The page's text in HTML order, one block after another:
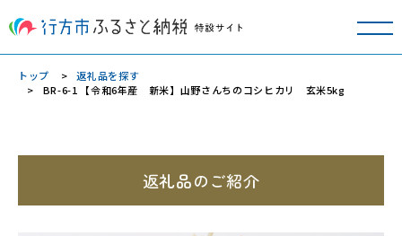
トップ
返礼品を探す
BR-6-1 【令和6年産 新米】山野さんちのコシヒカリ 玄米5kg
返礼品のご紹介